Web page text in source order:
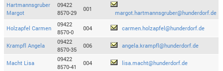
Hartmannsgruber
Margot
09422
8570-29
001
margot.hartmannsgruber@hunderdorf.de
Holzapfel Carmen
09422
8570-0
004 carmen.holzapfel@hunderdorf.de
Krampfl Angela
09422
8570-35
006 angela.krampfl@hunderdorf.de
Macht Lisa
09422
8570-41
004 lisa.macht@hunderdorf.de